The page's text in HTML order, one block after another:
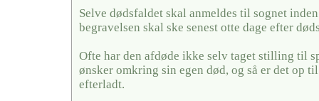
Selve dødsfaldet skal anmeldes til sognet
begravelsen skal ske senest otte dage efter
Ofte har den afdøde ikke selv taget stilling til
ønsker omkring sin egen død, og så er det op
efterladt.